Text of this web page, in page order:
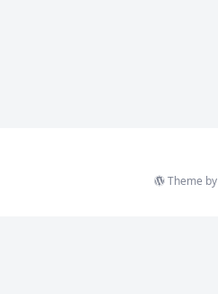
Theme by